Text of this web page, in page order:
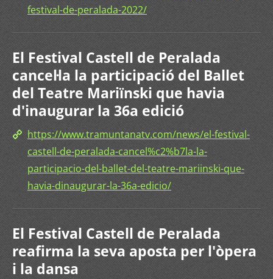
festival-de-peralada-2022/
El Festival Castell de Peralada
cancel·la la participació del Ballet
del Teatre Mariïnski que havia
d'inaugurar la 36a edició
https://www.tramuntanatv.com/news/el-festival-
castell-de-peralada-cancel%c2%b7la-la-
participacio-del-ballet-del-teatre-mariinski-que-
havia-dinaugurar-la-36a-edicio/
El Festival Castell de Peralada
reafirma la seva aposta per l'òpera
i la dansa